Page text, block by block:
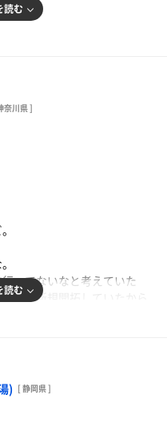
やっぱりワタシにはラー
い。
読む
奈川県 ]
ってないなと考えていた
ろを新規開拓していたから
も？
井上尚弥vs中谷潤人チケ
会ってくるぜぃ！！
読む
) [ 静岡県 ]